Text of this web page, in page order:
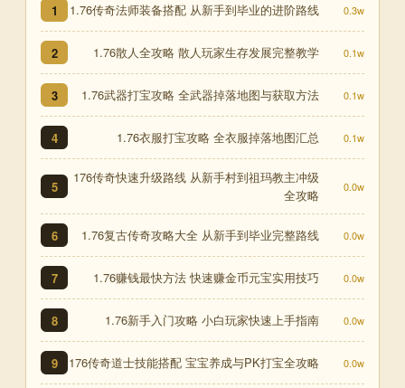
1 1.76传奇法师装备搭配 从新手到毕业的进阶路线 0.3w
2 1.76散人全攻略 散人玩家生存发展完整教学 0.1w
3 1.76武器打宝攻略 全武器掉落地图与获取方法 0.1w
4 1.76衣服打宝攻略 全衣服掉落地图汇总 0.1w
5
176传奇快速升级路线 从新手村到祖玛教主冲级
全攻略
0.0w
6 1.76复古传奇攻略大全 从新手到毕业完整路线 0.0w
7 1.76赚钱最快方法 快速赚金币元宝实用技巧 0.0w
8 1.76新手入门攻略 小白玩家快速上手指南 0.0w
9 176传奇道士技能搭配 宝宝养成与PK打宝全攻略 0.0w